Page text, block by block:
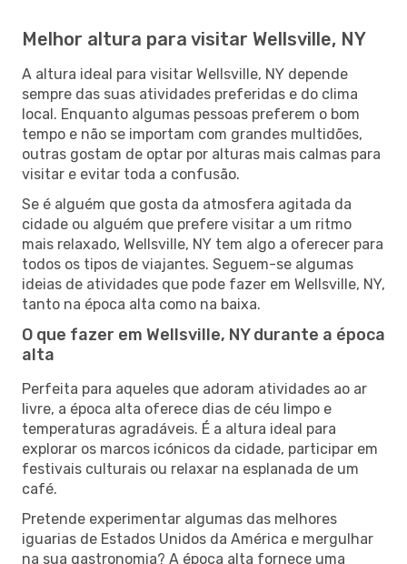
Melhor altura para visitar Wellsville, NY
A altura ideal para visitar Wellsville, NY depende
sempre das suas atividades preferidas e do clima
local. Enquanto algumas pessoas preferem o bom
tempo e não se importam com grandes multidões,
outras gostam de optar por alturas mais calmas para
visitar e evitar toda a confusão.
Se é alguém que gosta da atmosfera agitada da
cidade ou alguém que prefere visitar a um ritmo
mais relaxado, Wellsville, NY tem algo a oferecer para
todos os tipos de viajantes. Seguem-se algumas
ideias de atividades que pode fazer em Wellsville, NY,
tanto na época alta como na baixa.
O que fazer em Wellsville, NY durante a época
alta
Perfeita para aqueles que adoram atividades ao ar
livre, a época alta oferece dias de céu limpo e
temperaturas agradáveis. É a altura ideal para
explorar os marcos icónicos da cidade, participar em
festivais culturais ou relaxar na esplanada de um
café.
Pretende experimentar algumas das melhores
iguarias de Estados Unidos da América e mergulhar
na sua gastronomia? A época alta fornece uma